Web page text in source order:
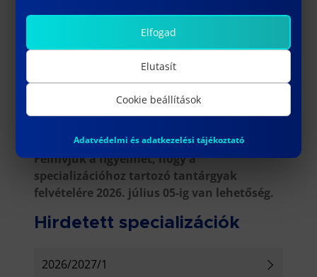
Június 30. után beérkező választást nem
veszünk figyelembe a rangsornál, és a
hallgató nem lesz besorolva semmilyen
specializációra sem.
Felhívjuk a figyelmét, hogy a
specializációhoz tartozó tantárgyak
felvételére 2026. július 05-ig van lehetőség.
Hirdetett specializációk
2026/2027/1
Elfogad
Elutasít
Cookie beállítások
Adatvédelmi és adatkezelési tájékoztató